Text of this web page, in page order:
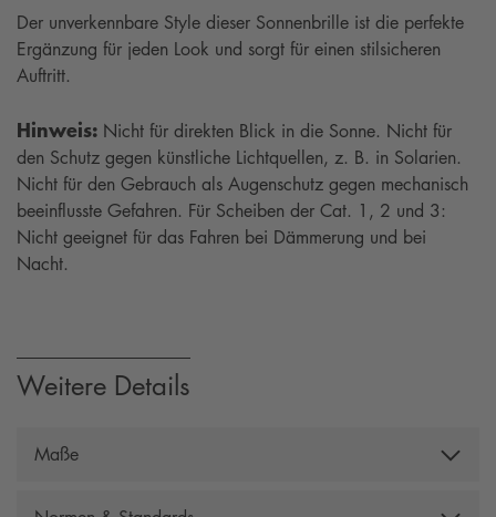
Der unverkennbare Style dieser Sonnenbrille ist die perfekte
Ergänzung für jeden Look und sorgt für einen stilsicheren
Auftritt.
Hinweis: Nicht für direkten Blick in die Sonne. Nicht für
den Schutz gegen künstliche Lichtquellen, z. B. in Solarien.
Nicht für den Gebrauch als Augenschutz gegen mechanisch
beeinflusste Gefahren. Für Scheiben der Cat. 1, 2 und 3:
Nicht geeignet für das Fahren bei Dämmerung und bei
Nacht.
Weitere Details
Maße